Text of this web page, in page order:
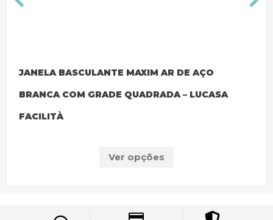
JANELA BASCULANTE MAXIM AR DE AÇO
BRANCA COM GRADE QUADRADA – LUCASA
FACILITÀ
Ver opções